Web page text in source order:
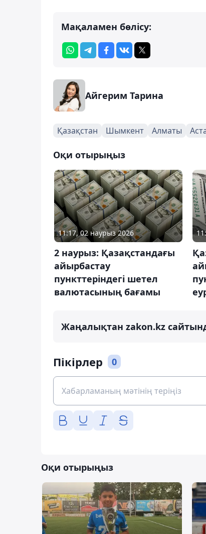
Мақаламен бөлісу:
Айгерим Тарина
Қазақстан Шымкент Алматы
Оқи отырыңыз
11:17, 02 наурыз 2026
2 наурыз: Қазақстандағы
айырбастау
пункттеріндегі шетел
валютасының бағамы
Жаңалықтан zakon.kz
Пікірлер 0
Оқи отырыңыз